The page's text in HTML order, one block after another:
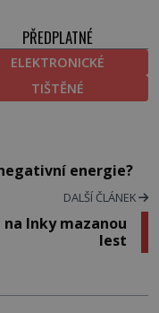
PŘEDPLATNÉ
ELEKTRONICKÉ
TIŠTĚNÉ
energie?
DALŠÍ ČLÁNEK
Inky mazanou
lest